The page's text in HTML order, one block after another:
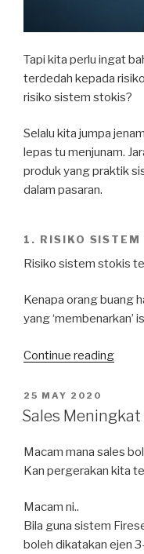
Tapi kita perlu ingat
terdedah kepada
risiko sistem stokis?
Selalu kita jumpa
lepas tu menjunam.
produk yang praktik
dalam pasaran.
1. RISIKO SISTEM
Risiko sistem stokis
Kenapa orang buang
yang ‘membenarkan’
Continue reading“Risiko
POSTED
ON
25 MAY 2020
Sales
Macam mana sales
Kan pergerakan kita
Macam ni..
Bila guna sistem
boleh dikatakan ejen